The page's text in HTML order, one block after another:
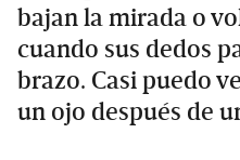
bajan la mirada o
cuando sus dedos
brazo. Casi puedo
un ojo después de